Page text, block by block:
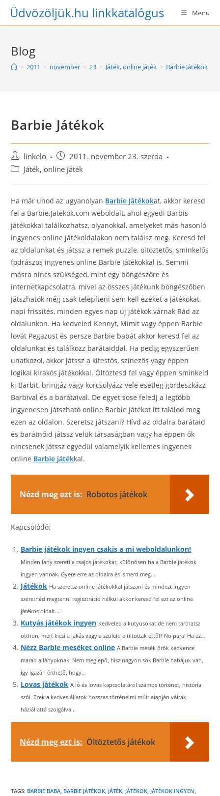
SkipÜdvözöljük.hu linkkatalógus Menu
Blog
> 2011 > november > 23 > Játék, online játék > Barbie Játékok
Barbie Játékok
Post
author:
linkelo
Post
published:
2011. november 23. szerda
PostJáték, online játék
Ha már unod az ugyanolyan Barbie Játékokat, akkor keresd
fel a Barbie.Jatekok.com weboldalt, ahol egyedi Barbis
játékokkal találkozhatsz, olyanokkal, amelyeket más hasonló
ingyenes online játékoldalakon nem találsz meg. Keresd fel
az oldalunkat és játssz a remek puzzle, öltöztetős, sminkelős
fodrászos ingyenes online Barbie Játékokkal is. Semmi
másra nincs szükséged, mint egy böngészőre és
internetkapcsolatra, mivel az összes játékunk böngészőben
játszhatók még csak telepíteni sem kell ezeket a játékokat,
napi frissítés, minden egyes nap új játékok várnak Rád az
oldalunkon. Ha kedveled Kennyt, Mimit vagy éppen Barbie
lovát Pegazust és persze Barbie babát akkor keresd fel az
oldalunkat és találkozz barátaiddal. Ha pedig egyszerűen
unatkozol, akkor játssz a kifestős, színezős vagy éppen
logikai kirakós játékokkal. Öltöztesd fel vagy éppen sminkeld
ki Barbit, bringáz vagy korcsolyázz vele esetleg gördeszkázz
Barbival és a barátaival. De egyet sose feledj a legtöbb
ingyenesen játszható online Barbie Játékot itt találod meg
ezen az oldalon. Szeretsz játszani? Hívd az oldalra barátaid
és barátnőid játssz velük társaságban vagy ha éppen ők
nincsenek játssz egyedül valamelyik kellemes ingyenes
online Barbie játékkal.
Nézd meg ezt is: Robotos játékok
Kapcsolódó:
Barbie játékok ingyen csakis a mi weboldalunkon!
Minden lány szereti a csajos játékokat, különösen ha a Barbie játékok
ingyen vannak. Gyere erre az oldalra és ismerd meg...
Játékok Ha szeretsz online játékokkal játszani és mindezt ingyen
szeretnéd megtenni regisztráció nélkül akkor keresd fel ezt az online
játékos oldalt....
Kutyás játékok ingyen Kedveled a kutyusokat de nem tarthatsz
otthon, mert kicsi a lakás vagy a szüleid eltiltottak ettől? No para! Ha ez...
Nézz Barbie meséket online A Barbie mesék örök kedvence
marad a lányoknak. Nem meglepő, hisz nagyon sok Barbie babájuk van,
így igazán érthető, hogy...
Lovas játékok A ló és lovas kapcsolatáról számos történet, história
szól. Ezek a kedves állatok hosszas történelmi múlt alapján váltak
háziállattá szolgálva...
Nézd meg ezt is: Öltöztetős játékok
TAGS: BARBIE BABA, BARBIE JÁTÉKOK, JÁTÉK, JÁTÉKOK, JÁTÉKOK INGYEN,